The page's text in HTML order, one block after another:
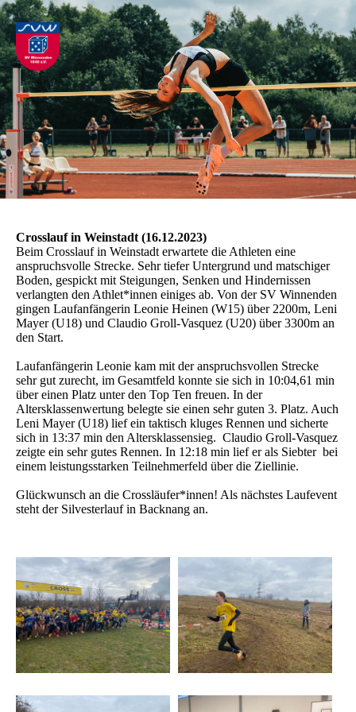
Crosslauf in Weinstadt (16.12.2023)
Beim Crosslauf in Weinstadt erwartete die Athleten eine
anspruchsvolle Strecke. Sehr tiefer Untergrund und matschiger
Boden, gespickt mit Steigungen, Senken und Hindernissen
verlangten den Athlet*innen einiges ab. Von der SV Winnenden
gingen Laufanfängerin Leonie Heinen (W15) über 2200m, Leni
Mayer (U18) und Claudio Groll-Vasquez (U20) über 3300m an
den Start.
Laufanfängerin Leonie kam mit der anspruchsvollen Strecke
sehr gut zurecht, im Gesamtfeld konnte sie sich in 10:04,61 min
über einen Platz unter den Top Ten freuen. In der
Altersklassenwertung belegte sie einen sehr guten 3. Platz. Auch
Leni Mayer (U18) lief ein taktisch kluges Rennen und sicherte
sich in 13:37 min den Altersklassensieg. Claudio Groll-Vasquez
zeigte ein sehr gutes Rennen. In 12:18 min lief er als Siebter bei
einem leistungsstarken Teilnehmerfeld über die Ziellinie.
Glückwunsch an die Crossläufer*innen! Als nächstes Laufevent
steht der Silvesterlauf in Backnang an.